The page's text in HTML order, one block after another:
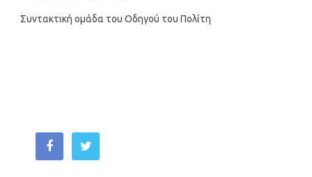
Συντακτική ομάδα του Οδηγού του Πολίτη